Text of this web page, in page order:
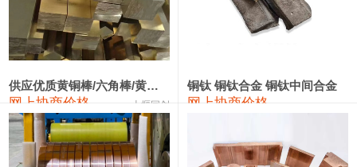
3303#硅 10,300—10,500 10,400
2202#硅 14,100—14,300
金属硅3303#-2202# 10,400—14,200 12,300 0
漆包线 111,970—115,970 113,970
供应优质黄铜棒/六角棒/黄铜方板
网上协商价格 十堰同创
铜钛 铜钛合金 铜钛中间合金
网上协商价格